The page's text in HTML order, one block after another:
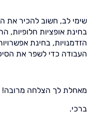
שימי לב, חשוב להכיר את
בחינת אופציות חלופיות,
הזדמנויות, בחינת
העבודה כדי לשפר את
מאחלת לך הצלחה מרובה!
ברכי.